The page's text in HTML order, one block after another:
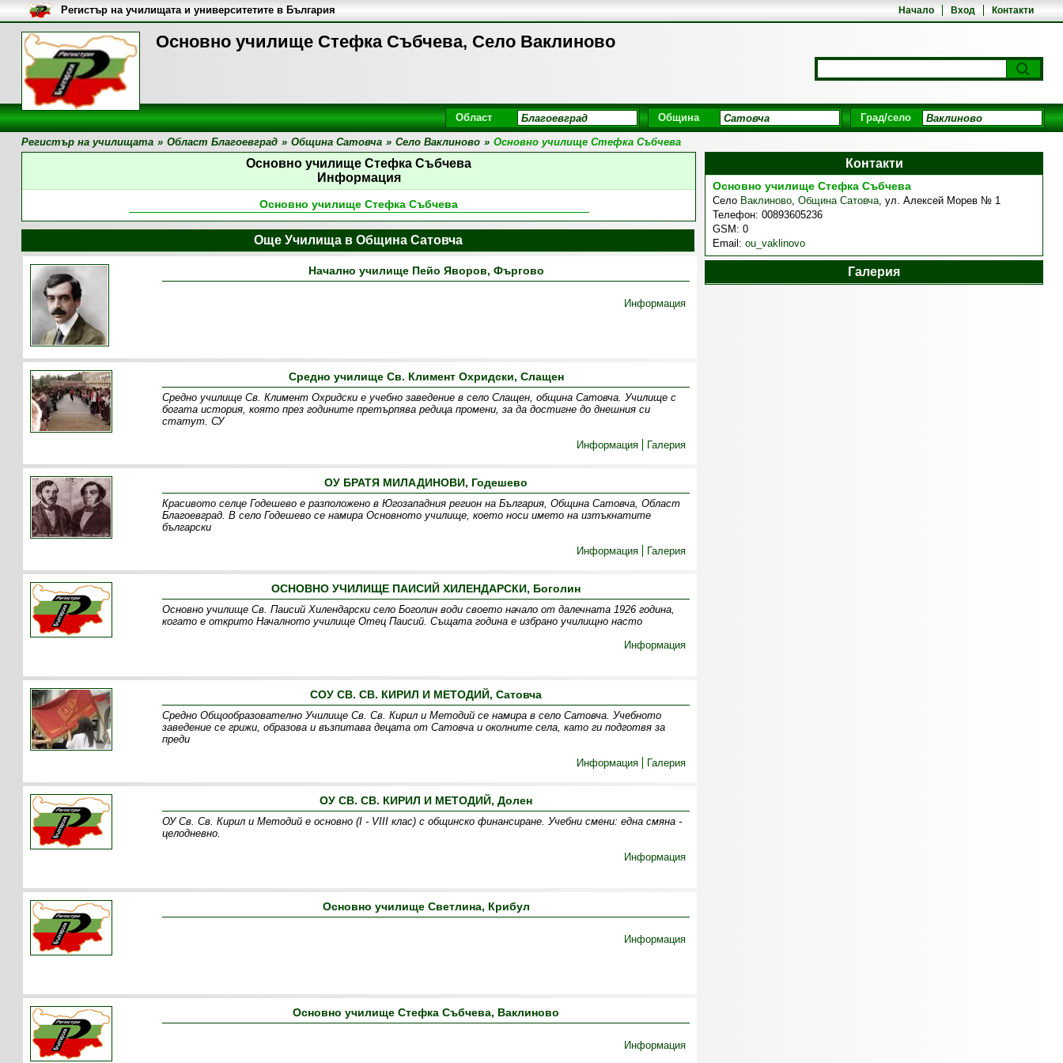
Основно училище Стефка Събчева, Село Ваклиново
Начало Вход Контакти
Регистър на училищата и университетите в България
Област Община Град/село
Регистър на училищата » Област Благоевград » Община Сатовча » Село Ваклиново » Основно училище Стефка Събчева
Основно училище Стефка Събчева
Информация
Основно училище Стефка Събчева
Контакти
Основно училище Стефка Събчева
Село Ваклиново, Община Сатовча, ул. Алексей Морев № 1
Телефон: 00893605236
GSM: 0
Email: ou_vaklinovo
Галерия
Още Училища в Община Сатовча
Начално училище Пейо Яворов, Фъргово
Информация
Средно училище Св. Климент Охридски, Слащен
Средно училище Св. Климент Охридски е учебно заведение в село Слащен, община Сатовча. Училище с
богата история, която през годините претърпява редица промени, за да достигне до днешния си
статут. СУ
Информация
Галерия
ОУ БРАТЯ МИЛАДИНОВИ, Годешево
Красивото селце Годешево е разположено в Югозападния регион на България, Община Сатовча, Област
Благоевград. В село Годешево се намира Основното училище, което носи името на изтъкнатите
български
Информация
Галерия
ОСНОВНО УЧИЛИЩЕ ПАИСИЙ ХИЛЕНДАРСКИ, Боголин
Основно училище Св. Паисий Хилендарски село Боголин води своето начало от далечната 1926 година,
когато е открито Началното училище Отец Паисий. Същата година е избрано училищно насто
Информация
СОУ СВ. СВ. КИРИЛ И МЕТОДИЙ, Сатовча
Средно Общообразователно Училище Св. Св. Кирил и Методий се намира в село Сатовча. Учебното
заведение се грижи, образова и възпитава децата от Сатовча и околните села, като ги подготвя за
преди
Информация
Галерия
ОУ СВ. СВ. КИРИЛ И МЕТОДИЙ, Долен
ОУ Св. Св. Кирил и Методий е основно (І - VІІІ клас) с общинско финансиране. Учебни смени: една смяна -
целодневно.
Информация
Основно училище Светлина, Крибул
Информация
Основно училище Стефка Събчева, Ваклиново
Информация